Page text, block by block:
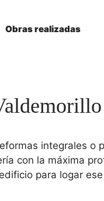
Obras realizadas
integrales
con la máxima
para logar